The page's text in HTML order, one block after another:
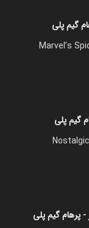
گیم پلی
Marvel’s
گیم پلی
- پرهام گیم پلی